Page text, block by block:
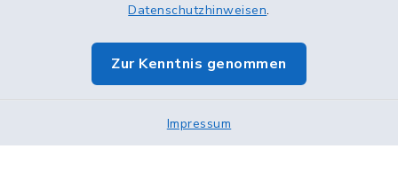
Datenschutzhinweisen.
Zur Kenntnis genommen
Impressum
Sitemap